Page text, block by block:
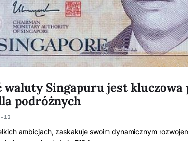
waluty Singapuru jest kluczowa
podróżnych
12
ambicjach, zaskakuje swoim dynamicznym